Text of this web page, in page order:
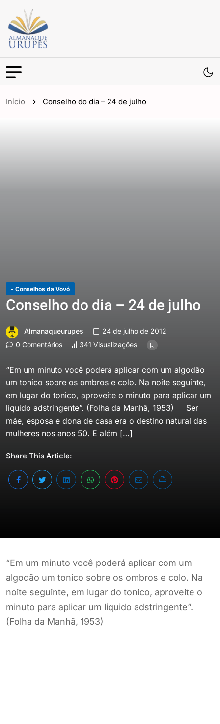
Início Conselho do dia – 24 de julho
- Conselhos da Vovó
Conselho do dia – 24 de julho
Almanaqueurupes
24 de julho de 2012
0 Comentários
341 Visualizações
“Em um minuto você poderá aplicar com um algodão
um tonico sobre os ombros e colo. Na noite seguinte,
em lugar do tonico, aproveite o minuto para aplicar um
liquido adstringente”. (Folha da Manhã, 1953) Ser
mãe, esposa e dona de casa era o destino natural das
mulheres nos anos 50. E além […]
Share This Article:
“Em um minuto você poderá aplicar com um
algodão um tonico sobre os ombros e colo. Na
noite seguinte, em lugar do tonico, aproveite o
minuto para aplicar um liquido adstringente”.
(Folha da Manhã, 1953)